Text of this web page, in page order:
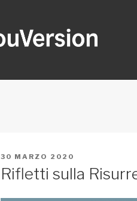
PUBBLICATO
30 MARZO 2020
Rifletti sulla